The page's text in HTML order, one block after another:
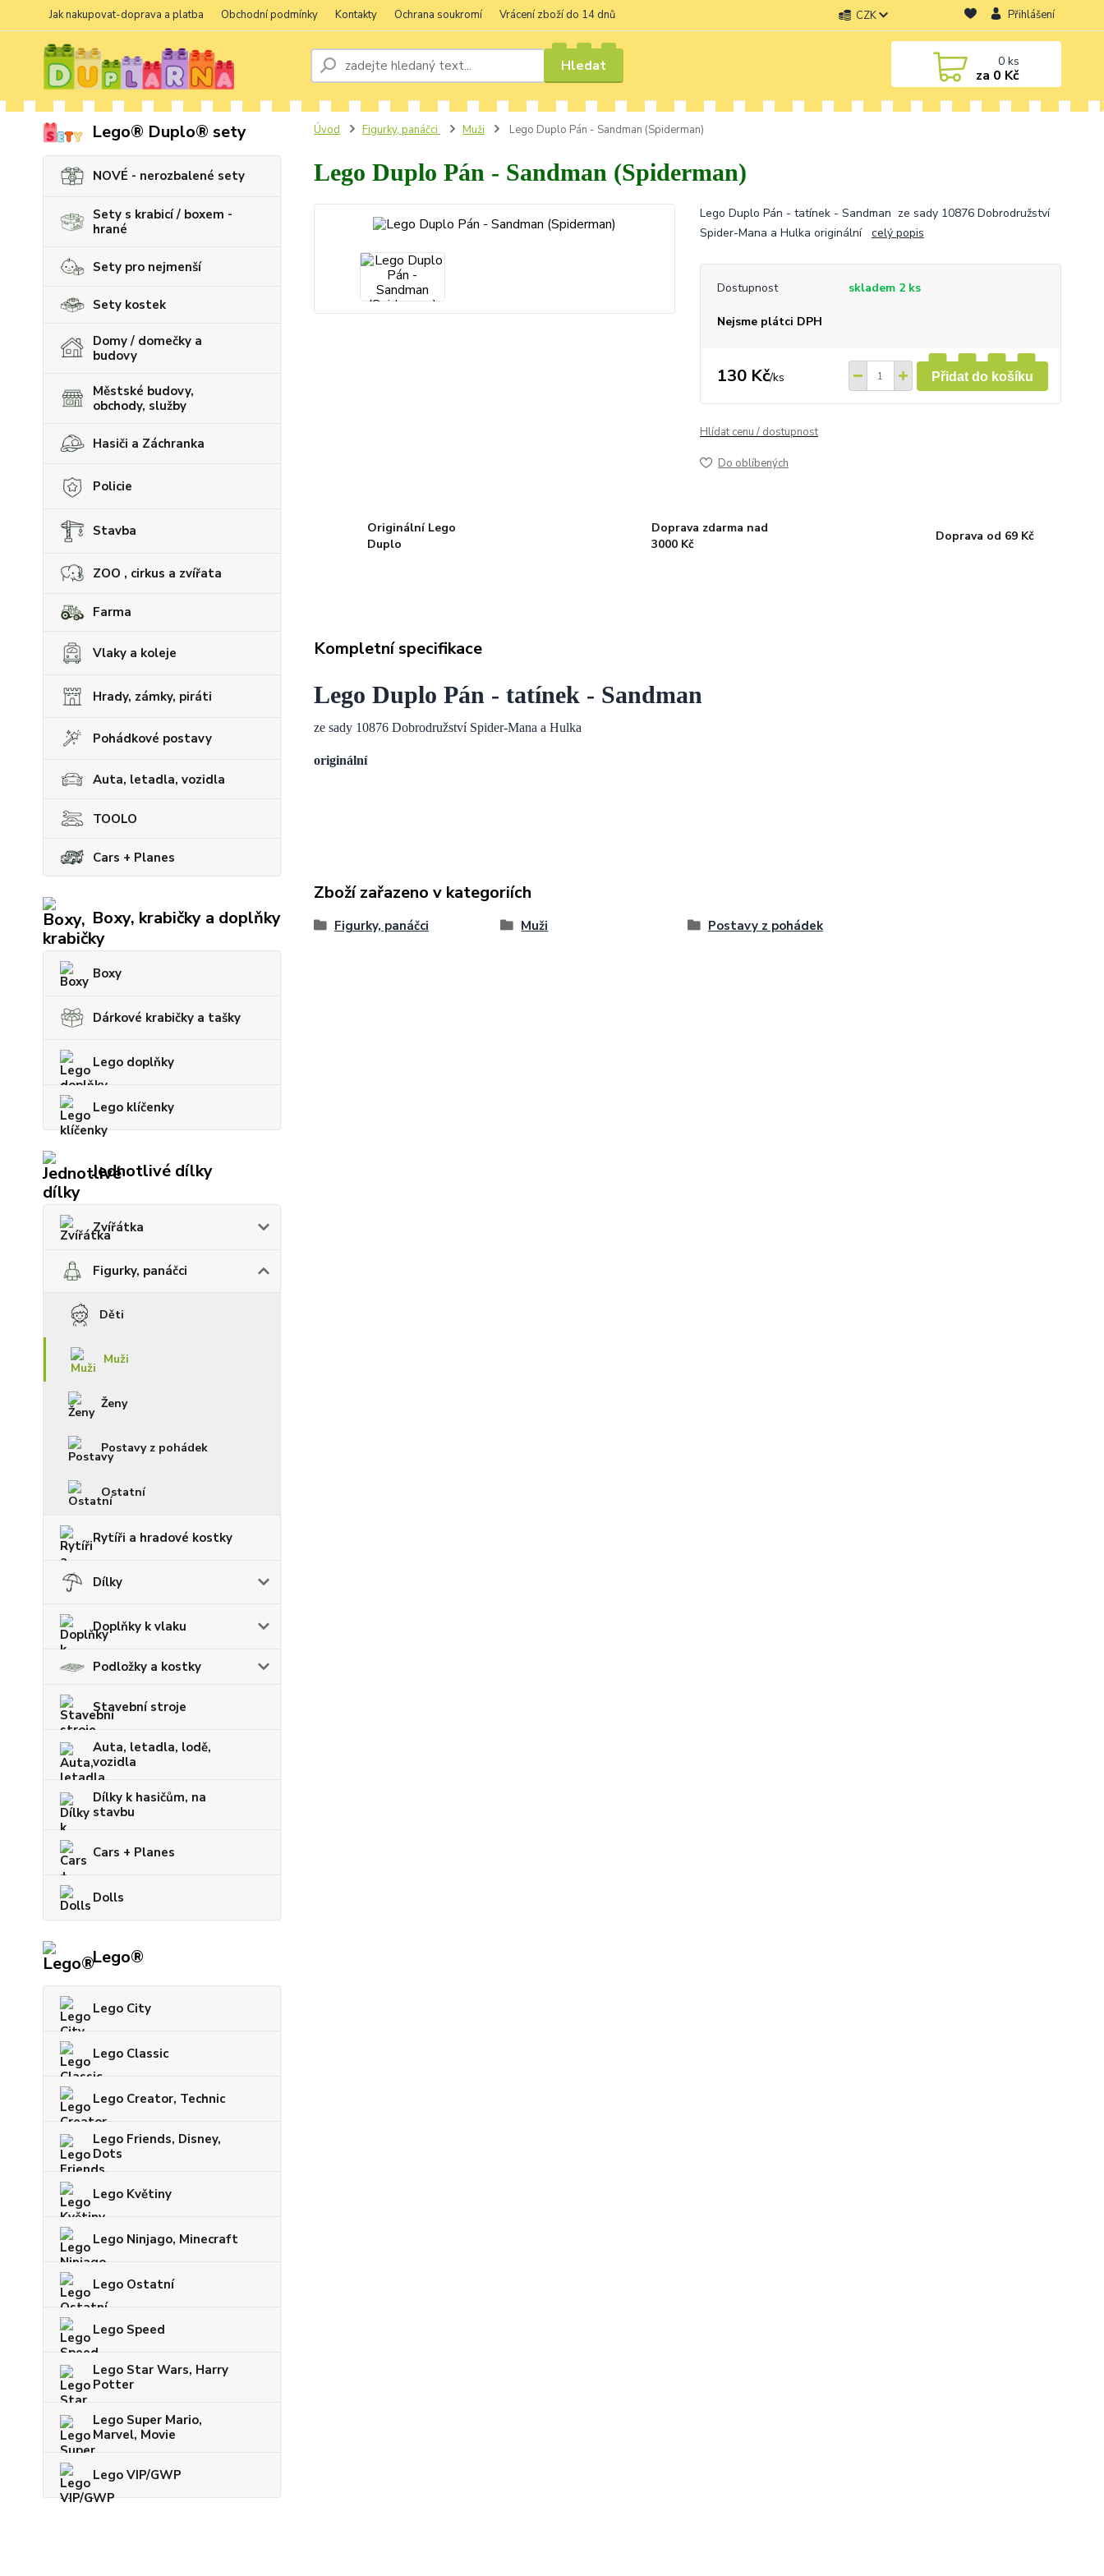
Jak nakupovat-doprava a platba Obchodní podmínky Kontakty Ochrana soukromí Vrácení zboží do 14 dnů CZK Přihlášení
Hledat 0ks
za 0 Kč
Lego® Duplo® sety
NOVÉ - nerozbalené sety
Sety s krabicí / boxem -
hrané
Sety pro nejmenší
Sety kostek
Domy / domečky a
budovy
Městské budovy,
obchody, služby
Hasiči a Záchranka
Policie
Stavba
ZOO , cirkus a zvířata
Farma
Vlaky a koleje
Hrady, zámky, piráti
Pohádkové postavy
Auta, letadla, vozidla
TOOLO
Cars + Planes
Boxy, krabičky a doplňky
Boxy
Dárkové krabičky a tašky
Lego doplňky
Lego klíčenky
Jednotlivé dílky
Zvířátka
Figurky, panáčci
Děti
Muži
Ženy
Postavy z pohádek
Ostatní
Rytíři a hradové kostky
Dílky
Doplňky k vlaku
Podložky a kostky
Stavební stroje
Auta, letadla, lodě,
vozidla
Dílky k hasičům, na
stavbu
Cars + Planes
Dolls
Lego®
Lego City
Lego Classic
Lego Creator, Technic
Lego Friends, Disney,
Dots
Lego Květiny
Lego Ninjago, Minecraft
Lego Ostatní
Lego Speed
Lego Star Wars, Harry
Potter
Lego Super Mario,
Marvel, Movie
Lego VIP/GWP
Úvod Figurky, panáčci Muži Lego Duplo Pán - Sandman (Spiderman)
Lego Duplo Pán - Sandman (Spiderman)
Lego Duplo Pán - tatínek - Sandman ze sady 10876 Dobrodružství
Spider-Mana a Hulka originální celý popis
Dostupnost skladem 2 ks
Nejsme plátci DPH
130 Kč/ks Přidat do košíku
Hlídat cenu / dostupnost
Do oblíbených
Originální Lego
Duplo
Doprava zdarma nad
3000 Kč
Doprava od 69 Kč
Kompletní specifikace
Lego Duplo Pán - tatínek - Sandman
ze sady 10876 Dobrodružství Spider-Mana a Hulka
originální
Zboží zařazeno v kategoriích
Figurky, panáčci Muži Postavy z pohádek